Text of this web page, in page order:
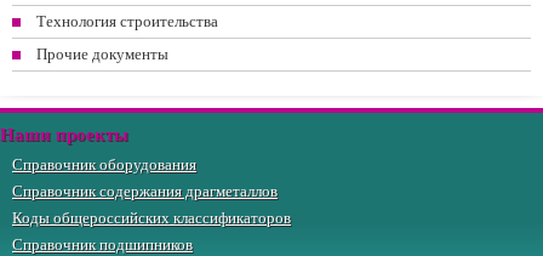
Технология строительства
Прочие документы
Наши проекты
Справочник оборудования
Справочник содержания драгметаллов
Коды общероссийских классификаторов
Справочник подшипников